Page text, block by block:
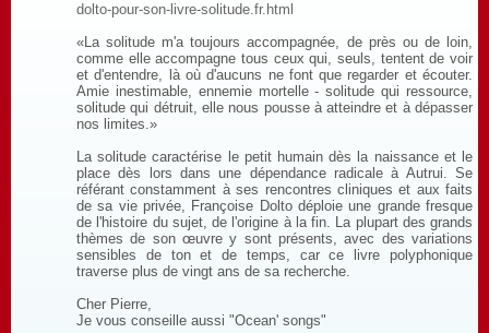
dolto-pour-son-livre-solitude.fr.html
«La solitude m'a toujours accompagnée, de près ou de loin,
comme elle accompagne tous ceux qui, seuls, tentent de voir
et d'entendre, là où d'aucuns ne font que regarder et écouter.
Amie inestimable, ennemie mortelle - solitude qui ressource,
solitude qui détruit, elle nous pousse à atteindre et à dépasser
nos limites.»
La solitude caractérise le petit humain dès la naissance et le
place dès lors dans une dépendance radicale à Autrui. Se
référant constamment à ses rencontres cliniques et aux faits
de sa vie privée, Françoise Dolto déploie une grande fresque
de l'histoire du sujet, de l'origine à la fin. La plupart des grands
thèmes de son œuvre y sont présents, avec des variations
sensibles de ton et de temps, car ce livre polyphonique
traverse plus de vingt ans de sa recherche.
Cher Pierre,
Je vous conseille aussi "Ocean' songs"